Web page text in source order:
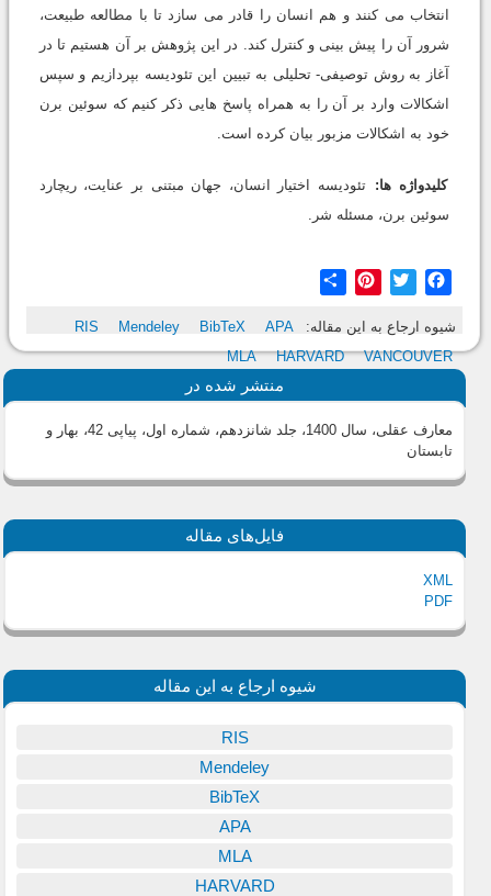
انتخاب می کنند و هم انسان را قادر می سازد تا با مطالعه طبیعت،
شرور آن را پیش بینی و کنترل کند. در این پژوهش بر آن هستیم تا در
آغاز به روش توصیفی- تحلیلی به تبیین این تئودیسه بپردازیم و سپس
اشکالات وارد بر آن را به همراه پاسخ هایی ذکر کنیم که سوئین برن
خود به اشکالات مزبور بیان کرده است.
کلیدواژه ها:
تئودیسه اختیار انسان، جهان مبتنی بر عنایت، ریچارد
سوئین برن، مسئله شر.
Facebook
Twitter
Pinterest
شیوه ارجاع به این مقاله: RIS Mendeley BibTeX
APA
MLA
HARVARD VANCOUVER
منتشر شده در
معارف عقلی، سال 1400، جلد شانزدهم، شماره اول، پیاپی 42، بهار و
تابستان
فایل‌های مقاله
XML
PDF
شیوه ارجاع به این مقاله
RIS
Mendeley
BibTeX
APA
MLA
HARVARD